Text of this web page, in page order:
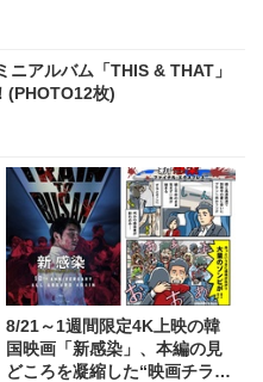
アルバム「THIS & THAT」
(PHOTO12枚)
8/21～1週間限定4K上映の韓
国映画「新感染」、本編の見
どころを凝縮した“映画チラ見